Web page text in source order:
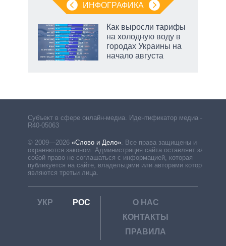
ИНФОГРАФИКА
Как выросли тарифы
на холодную воду в
городах Украины на
начало августа
Субъект в сфере онлайн-медиа. Идентификатор медиа –
R40-05063
© 2009—2026 «Слово и Дело»
Все права защищены и
охраняются законом. Администрация сайта оставляет за
собой право не соглашаться с информацией, которая
публикуется на сайте, владельцами или авторами которой
являются третьи лица.
УКР РОС
О НАС
КОНТАКТЫ
ПРАВИЛА